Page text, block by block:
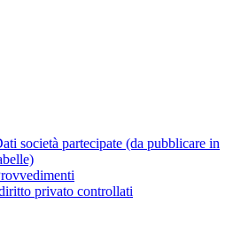
società partecipate (da pubblicare in
privato controllati